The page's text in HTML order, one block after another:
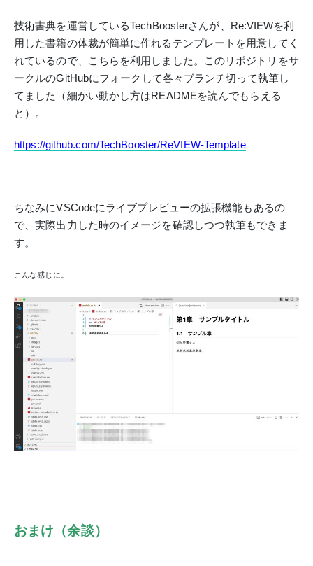
技術書典を運営しているTechBoosterさんが、Re:VIEWを利
用した書籍の体裁が簡単に作れるテンプレートを用意してく
れているので、こちらを利用しました。このリポジトリをサ
ークルのGitHubにフォークして各々 ブランチ切って執筆し
てました（細かい動かし方はREADMEを読んでもらえる
と）。
https://github.com/TechBooster/ReVIEW-Template
ちなみにVSCodeにライブプレビューの拡張機能もあるの
で、実際出力した時のイメージを確認しつつ執筆もできま
す。
こんな感じに。
おまけ（余談）